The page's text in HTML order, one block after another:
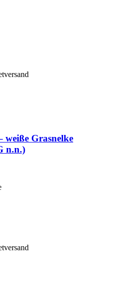
weiße Grasnelke
n.n.)